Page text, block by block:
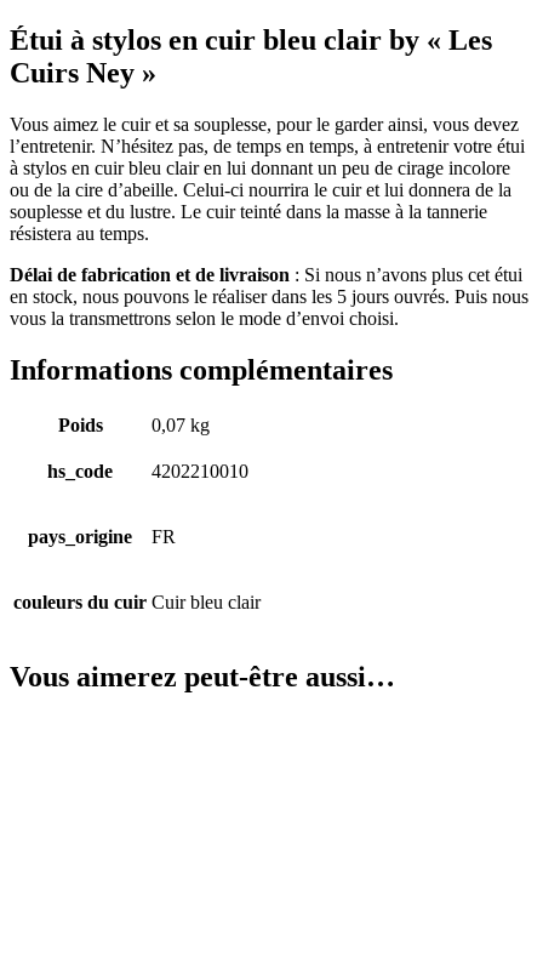
Étui à stylos en cuir bleu clair by « Les
Cuirs Ney »
Vous aimez le cuir et sa souplesse, pour le garder ainsi, vous devez
l’entretenir. N’hésitez pas, de temps en temps, à entretenir votre étui
à stylos en cuir bleu clair en lui donnant un peu de cirage incolore
ou de la cire d’abeille. Celui-ci nourrira le cuir et lui donnera de la
souplesse et du lustre. Le cuir teinté dans la masse à la tannerie
résistera au temps.
Délai de fabrication et de livraison : Si nous n’avons plus cet étui
en stock, nous pouvons le réaliser dans les 5 jours ouvrés. Puis nous
vous la transmettrons selon le mode d’envoi choisi.
Informations complémentaires
Poids 0,07 kg
hs_code 4202210010
pays_origine FR
couleurs du cuir Cuir bleu clair
Vous aimerez peut-être aussi…